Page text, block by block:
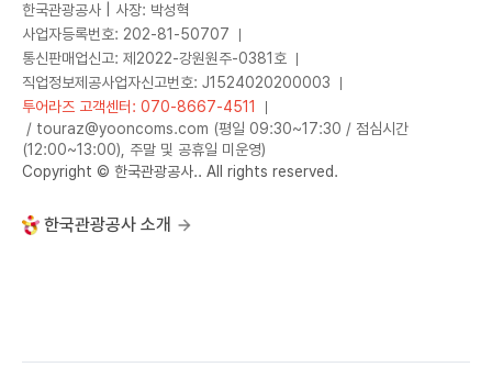
한국관광공사 | 사장: 박성혁
사업자등록번호: 202-81-50707
통신판매업신고: 제2022-강원원주-0381호
직업정보제공사업자신고번호: J1524020200003
투어라즈 고객센터: 070-8667-4511
/ touraz@yooncoms.com (평일 09:30~17:30 / 점심시간
(12:00~13:00), 주말 및 공휴일 미운영)
Copyright © 한국관광공사.. All rights reserved.
한국관광공사 소개